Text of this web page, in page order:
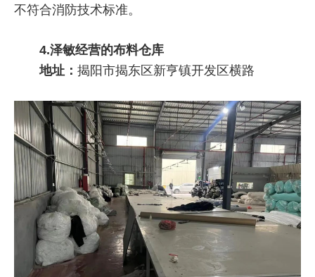
不符合消防技术标准。
4.泽敏经营的布料仓库
地址： 揭阳市揭东区新亨镇开发区横路